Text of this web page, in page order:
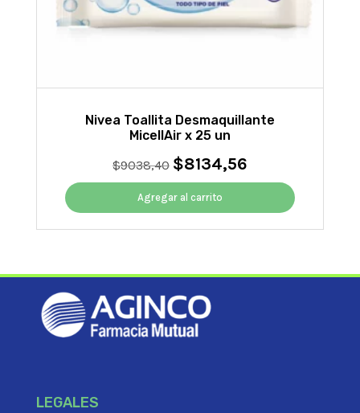
Nivea Toallita Desmaquillante
MicellAir x 25 un
$9038,40 El
precio
original
era:
$9038,40.
$8134,56El
precio
es:
$8134,56.
Agregar al carrito
LEGALES